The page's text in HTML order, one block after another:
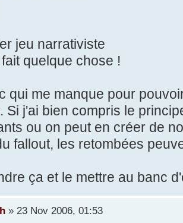
jeu narrativiste
quelque chose !
qui me manque pour
Si j'ai bien compris le
ou on peut en créer de
fallout, les retombées
ça et le mettre au banc
» 23 Nov 2006, 01:53